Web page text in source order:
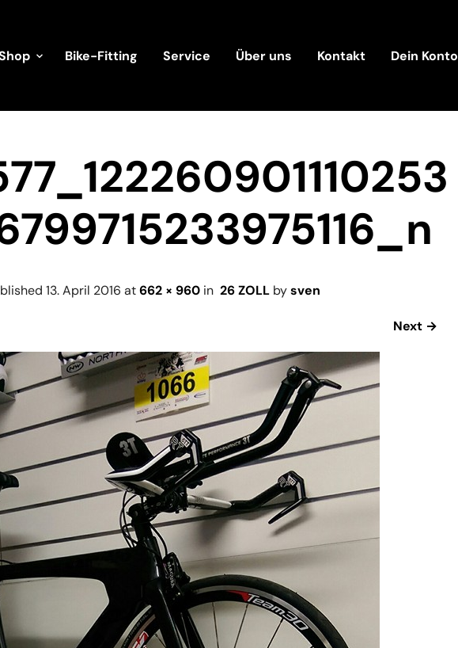
Bike-Fitting Service Über uns Kontakt Dein Konto
13. April 2016 at662 × 960in 26 ZOLLbysven
Next →